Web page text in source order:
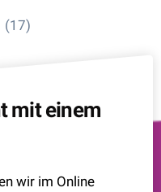
(17)
mit einem
wir im Online